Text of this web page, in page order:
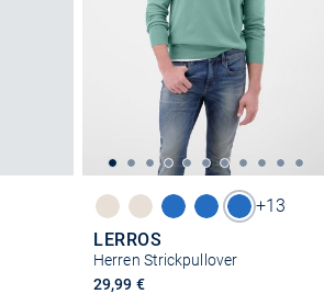
+13
LERROS
Herren Strickpullover
29,99 €